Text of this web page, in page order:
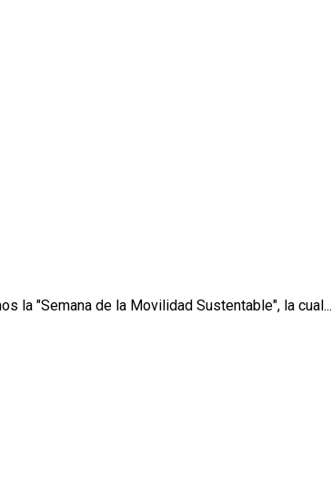
la "Semana de la Movilidad Sustentable", la cual...